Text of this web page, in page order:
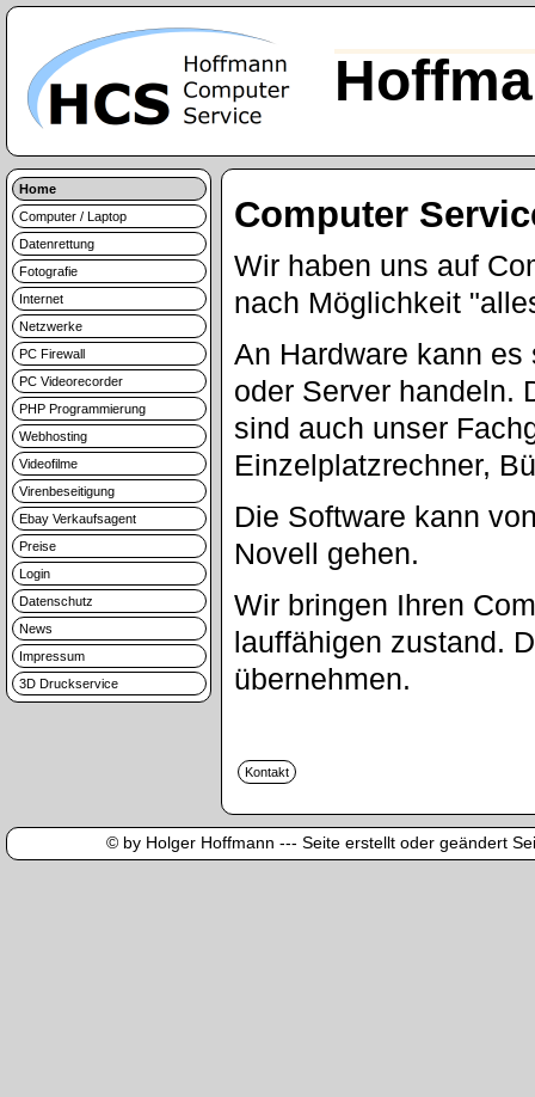
Home
Computer / Laptop
Datenrettung
Fotografie
Internet
Netzwerke
PC Firewall
PC Videorecorder
PHP Programmierung
Webhosting
Videofilme
Virenbeseitigung
Ebay Verkaufsagent
Preise
Login
Datenschutz
News
Impressum
3D Druckservice
Computer
Wir haben uns auf
nach Möglichkeit
An Hardware kann
oder Server handeln.
sind auch unser
Einzelplatzrechner,
Die Software kann
Novell gehen.
Wir bringen Ihren
lauffähigen zustand.
übernehmen.
© by Holger Hoffmann --- Seite erstellt oder geändert